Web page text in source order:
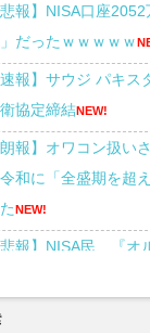
悲報】NISA口座
だったｗｗｗｗｗ
速報】サウジ パキ
協定締結NEW!
朗報】オワコン扱い
和に「全盛期を超
NEW!
悲報】NISA民、『オ